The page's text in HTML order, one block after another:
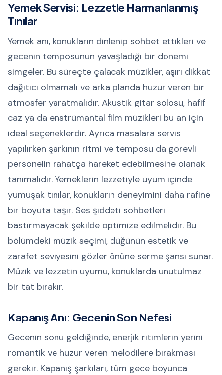
Yemek Servisi: Lezzetle Harmanlanmış
Tınılar
Yemek anı, konukların dinlenip sohbet ettikleri ve
gecenin temposunun yavaşladığı bir dönemi
simgeler. Bu süreçte çalacak müzikler, aşırı dikkat
dağıtıcı olmamalı ve arka planda huzur veren bir
atmosfer yaratmalıdır. Akustik gitar solosu, hafif
caz ya da enstrümantal film müzikleri bu an için
ideal seçeneklerdir. Ayrıca masalara servis
yapılırken şarkının ritmi ve temposu da görevli
personelin rahatça hareket edebilmesine olanak
tanımalıdır. Yemeklerin lezzetiyle uyum içinde
yumuşak tınılar, konukların deneyimini daha rafine
bir boyuta taşır. Ses şiddeti sohbetleri
bastırmayacak şekilde optimize edilmelidir. Bu
bölümdeki müzik seçimi, düğünün estetik ve
zarafet seviyesini gözler önüne serme şansı sunar.
Müzik ve lezzetin uyumu, konuklarda unutulmaz
bir tat bırakır.
Kapanış Anı: Gecenin Son Nefesi
Gecenin sonu geldiğinde, enerjik ritimlerin yerini
romantik ve huzur veren melodilere bırakması
gerekir. Kapanış şarkıları, tüm gece boyunca